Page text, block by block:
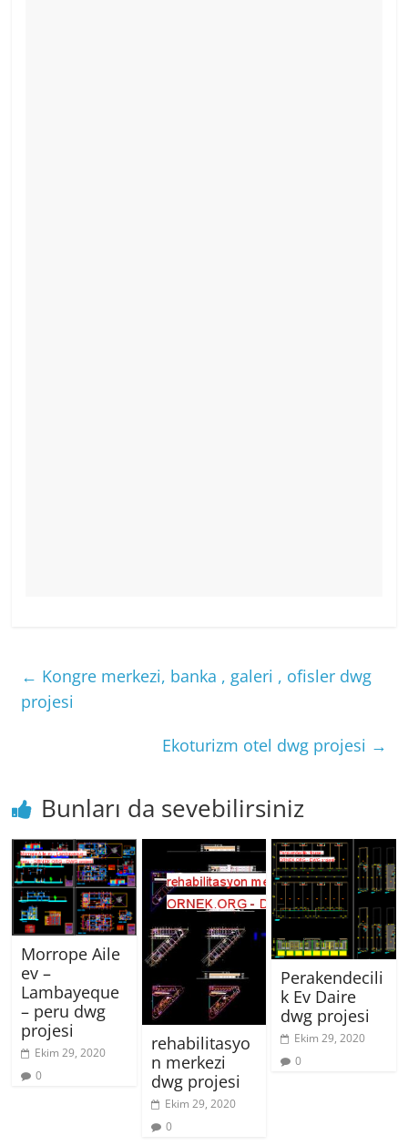
← Kongre merkezi, banka , galeri , ofisler dwg
projesi
Ekoturizm otel dwg projesi →
Bunları da sevebilirsiniz
Morrope Aile
ev –
Lambayeque
– peru dwg
projesi
Ekim 29, 2020
0
rehabilitasyo
n merkezi
dwg projesi
Ekim 29, 2020
0
Perakendecili
k Ev Daire
dwg projesi
Ekim 29, 2020
0